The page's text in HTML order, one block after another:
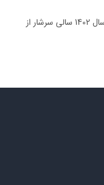
سال جدید به همه هموطنان عزیز مبارک انشالله سال 1402 سالی سرشار از